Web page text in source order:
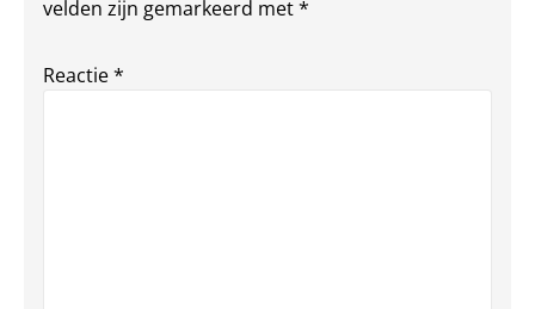
velden zijn gemarkeerd met*
Reactie*